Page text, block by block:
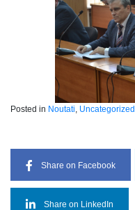
Posted in Noutati Uncategorized
Share on Facebook
Share on LinkedIn